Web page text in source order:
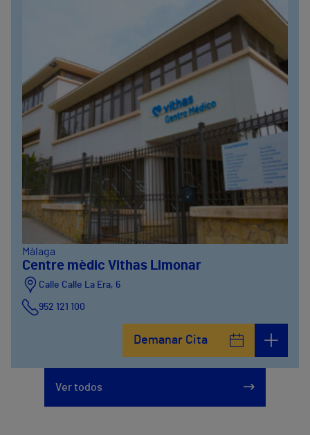
Màlaga
Centre mèdic Vithas Limonar
Calle Calle La Era, 6
952 121 100
Demanar Cita
Ver todos